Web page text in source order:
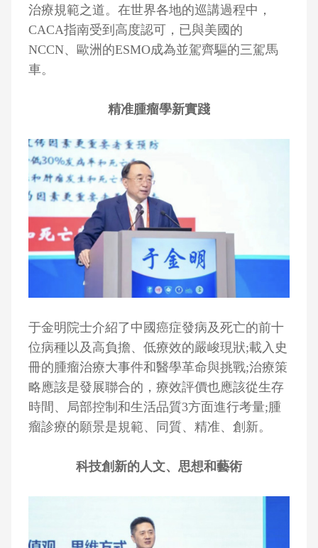
治療規範之道。在世界各地的巡講過程中，
CACA指南受到高度認可，已與美國的
NCCN、歐洲的ESMO成為並駕齊驅的三駕馬
車。
精准腫瘤學新實踐
于金明院士介紹了中國癌症發病及死亡的前十
位病種以及高負擔、低療效的嚴峻現狀;載入史
冊的腫瘤治療大事件和醫學革命與挑戰;治療策
略應該是發展聯合的，療效評價也應該從生存
時間、局部控制和生活品質3方面進行考量;腫
瘤診療的願景是規範、同質、精准、創新。
科技創新的人文、思想和藝術